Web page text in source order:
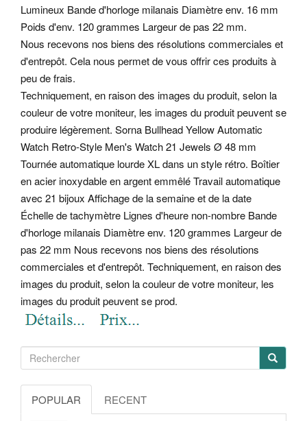
Lumineux Bande d'horloge milanais Diamètre env. 16 mm
Poids d'env. 120 grammes Largeur de pas 22 mm.
Nous recevons nos biens des résolutions commerciales et
d'entrepôt. Cela nous permet de vous offrir ces produits à
peu de frais.
Techniquement, en raison des images du produit, selon la
couleur de votre moniteur, les images du produit peuvent se
produire légèrement. Sorna Bullhead Yellow Automatic
Watch Retro-Style Men's Watch 21 Jewels Ø 48 mm
Tournée automatique lourde XL dans un style rétro. Boîtier
en acier inoxydable en argent emmêlé Travail automatique
avec 21 bijoux Affichage de la semaine et de la date
Échelle de tachymètre Lignes d'heure non-nombre Bande
d'horloge milanais Diamètre env. 120 grammes Largeur de
pas 22 mm Nous recevons nos biens des résolutions
commerciales et d'entrepôt. Techniquement, en raison des
images du produit, selon la couleur de votre moniteur, les
images du produit peuvent se prod.
POPULAR RECENT